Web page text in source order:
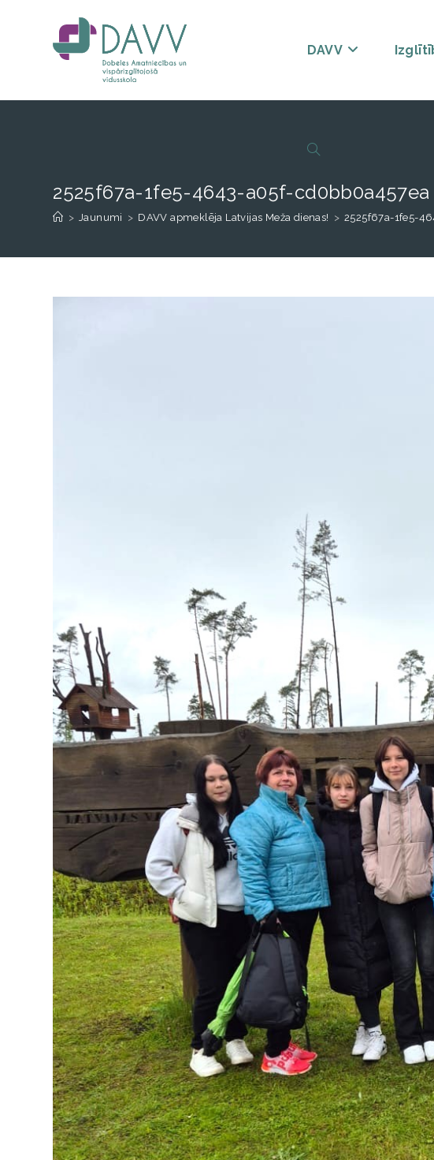
DAVV
2525f67a-1fe5-4643-a05f-cd0bb0a457ea
> Jaunumi > DAVV apmeklēja Latvijas Meža dienas! > 2525f67a-1fe5-